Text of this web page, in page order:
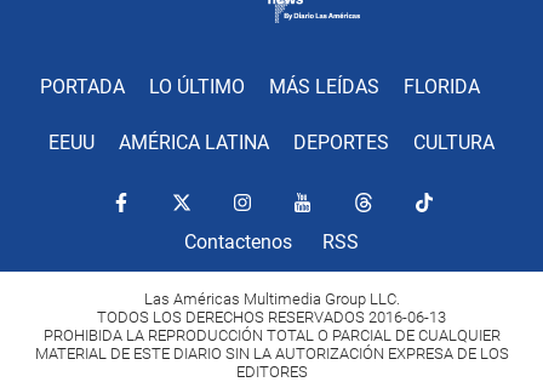
PORTADA LO ÚLTIMO MÁS LEÍDAS FLORIDA
EEUU AMÉRICA LATINA DEPORTES CULTURA
Contactenos RSS
Las Américas Multimedia Group LLC.
TODOS LOS DERECHOS RESERVADOS 2016-06-13
PROHIBIDA LA REPRODUCCIÓN TOTAL O PARCIAL DE CUALQUIER
MATERIAL DE ESTE DIARIO SIN LA AUTORIZACIÓN EXPRESA DE LOS
EDITORES